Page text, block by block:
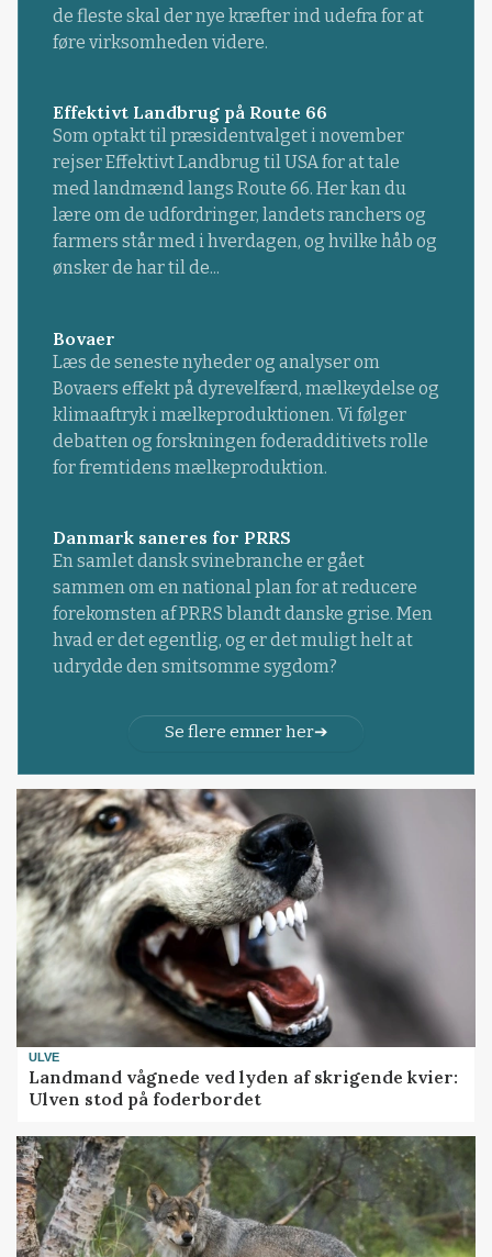
de fleste skal der nye kræfter ind udefra for at
føre virksomheden videre.
Effektivt Landbrug på Route 66
Som optakt til præsidentvalget i november
rejser Effektivt Landbrug til USA for at tale
med landmænd langs Route 66. Her kan du
lære om de udfordringer, landets ranchers og
farmers står med i hverdagen, og hvilke håb og
ønsker de har til de...
Bovaer
Læs de seneste nyheder og analyser om
Bovaers effekt på dyrevelfærd, mælkeydelse og
klimaaftryk i mælkeproduktionen. Vi følger
debatten og forskningen foderadditivets rolle
for fremtidens mælkeproduktion.
Danmark saneres for PRRS
En samlet dansk svinebranche er gået
sammen om en national plan for at reducere
forekomsten af PRRS blandt danske grise. Men
hvad er det egentlig, og er det muligt helt at
udrydde den smitsomme sygdom?
Se flere emner her
ULVE
Landmand vågnede ved lyden af skrigende kvier:
Ulven stod på foderbordet